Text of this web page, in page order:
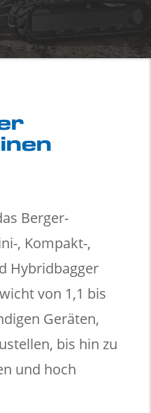
Berger-
, Kompakt-,
Hybridbagger
von 1,1 bis
Geräten,
bis hin zu
und hoch